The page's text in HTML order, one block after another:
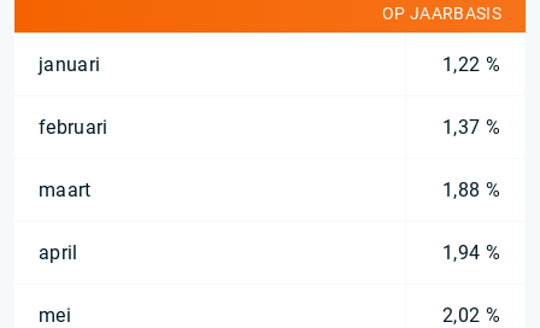
OP JAARBASIS
januari 1,22 %
februari 1,37 %
maart 1,88 %
april 1,94 %
mei 2,02 %